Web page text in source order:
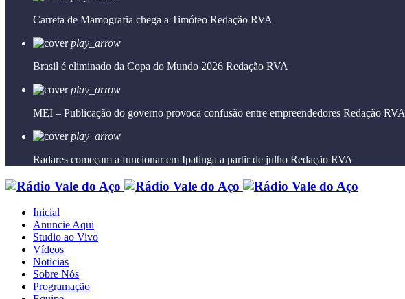
Carreta de Mamografia chega a Timóteo Redação RVA
play_arrow
Brasil é eliminado da Copa do Mundo 2026 Redação RVA
play_arrow
MEI – Publicação do governo provoca confusão entre empreendedores Redação RVA
play_arrow
Radares começam a funcionar em Ipatinga a partir de julho Redação RVA
Inicial
Anuncie Aqui
Studio ao Vivo
Vídeos
Noticias
Sobre Nós
Programação